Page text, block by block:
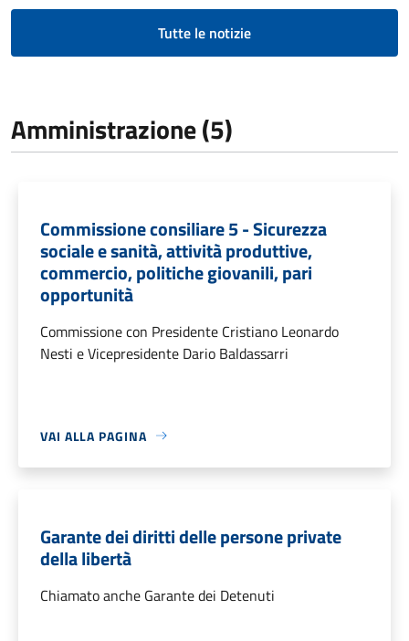
Tutte le notizie
Amministrazione (5)
Commissione consiliare 5 - Sicurezza
sociale e sanità, attività produttive,
commercio, politiche giovanili, pari
opportunità
Commissione con Presidente Cristiano Leonardo
Nesti e Vicepresidente Dario Baldassarri
VAI ALLA PAGINA
Garante dei diritti delle persone private
della libertà
Chiamato anche Garante dei Detenuti